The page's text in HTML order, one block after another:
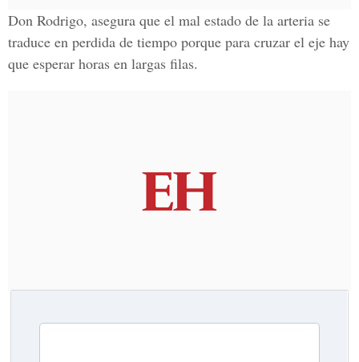
Don Rodrigo, asegura que el mal estado de la arteria se
traduce en perdida de tiempo porque para cruzar el eje hay
que esperar horas en largas filas.